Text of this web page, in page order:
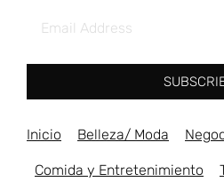
Inicio Belleza/ Moda
Comida y Entretenimiento